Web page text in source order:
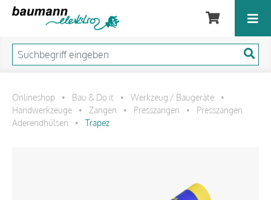
Onlineshop • Bau & Do it • Werkzeug / Baugeräte
•
Handwerkzeuge
• Zangen • Presszangen •
Presszangen
Aderendhülsen
• Trapez